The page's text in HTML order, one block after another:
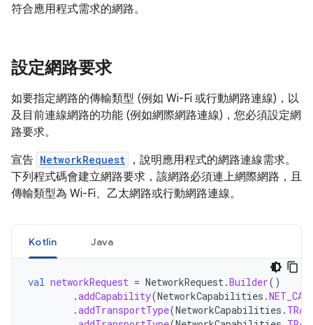
符合應用程式需求的網路。
設定網路要求
如要指定網路的傳輸類型 (例如 Wi-Fi 或行動網路連線)，以
及目前連線網路的功能 (例如網際網路連線)，您必須設定網
路要求。
宣告 NetworkRequest
，說明應用程式的網路連線需求。
下列程式碼會建立網路要求，該網路必須連上網際網路，且
傳輸類型為 Wi-Fi、乙太網路或行動網路連線。
Kotlin Java
val networkRequest = NetworkRequest.Builder()
.addCapability(NetworkCapabilities .
.addTransportType(NetworkCapabilities .